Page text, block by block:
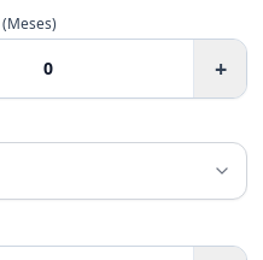
(Meses)
+